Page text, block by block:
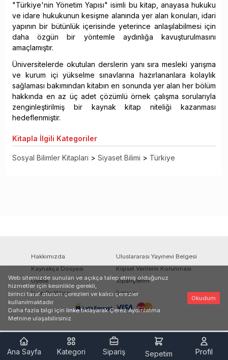
"Türkiye'nin Yönetim Yapısı" isimli bu kitap, anayasa hukuku
ve idare hukukunun kesişme alanında yer alan konuları, idari
yapının bir bütünlük içerisinde yeterince anlaşılabilmesi için
daha özgün bir yöntemle aydınlığa kavuşturulmasını
amaçlamıştır.
Üniversitelerde okutulan derslerin yanı sıra mesleki yarışma
ve kurum içi yükselme sınavlarına hazırlananlara kolaylık
sağlaması bakımından kitabın en sonunda yer alan her bölüm
hakkında en az üç adet çözümlü örnek çalışma sorularıyla
zenginleştirilmiş bir kaynak kitap niteliği kazanması
hedeflenmiştir.
Kitapla İlgili Kategoriler
Sosyal Bilimler Kitapları > Siyaset Bilimi > Türkiye
Hakkımızda
Uluslararası Yayınevi Belgesi
Kaynakça Dosyası
Kişisel Verilerin Korunması
Üyelik
Siparişlerim
İade Politikası
İletişim
Ana Sayfa Kategori Sipariş Sepetim Profil
Web sitemizde sunulan ve açıkça talep etmiş olduğunuz
hizmetler için kesinlikle gerekli,
birinci taraf oturum çerezleri ve kalıcı çerezler
kullanılmaktadır.
Daha fazla bilgi için linke tıklayarak Çerez Aydınlatma
Metnine ulaşabilirsiniz.
Okudum